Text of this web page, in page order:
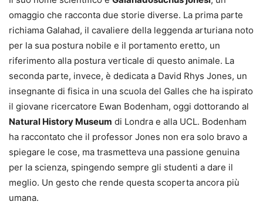
omaggio che racconta due storie diverse. La prima parte
richiama Galahad, il cavaliere della leggenda arturiana noto
per la sua postura nobile e il portamento eretto, un
riferimento alla postura verticale di questo animale. La
seconda parte, invece, è dedicata a David Rhys Jones, un
insegnante di fisica in una scuola del Galles che ha ispirato
il giovane ricercatore Ewan Bodenham, oggi dottorando al
Natural History Museum di Londra e alla UCL. Bodenham
ha raccontato che il professor Jones non era solo bravo a
spiegare le cose, ma trasmetteva una passione genuina
per la scienza, spingendo sempre gli studenti a dare il
meglio. Un gesto che rende questa scoperta ancora più
umana.